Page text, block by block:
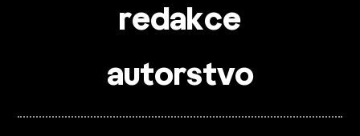
redakce
autorstvo